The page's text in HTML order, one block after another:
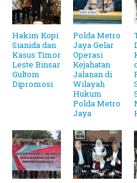
Hakim Kopi
Sianida dan
Kasus Timor
Leste Binsar
Gultom
Dipromosi
Polda Metro
Jaya Gelar
Operasi
Kejahatan
Jalanan di
Wilayah
Hukum
Polda Metro
Jaya